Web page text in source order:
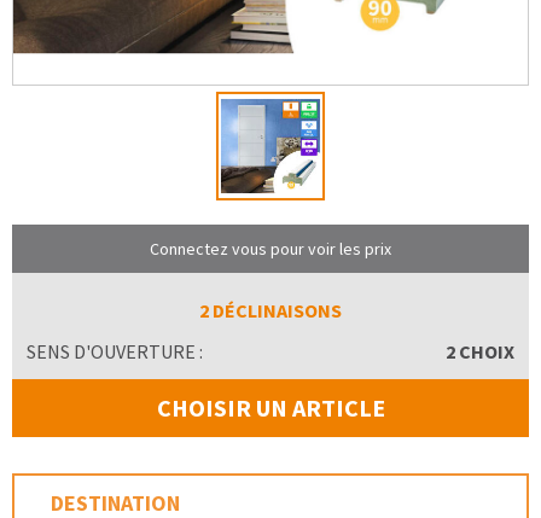
Connectez vous pour voir les prix
2 DÉCLINAISONS
SENS D'OUVERTURE :
2 CHOIX
CHOISIR UN ARTICLE
DESTINATION